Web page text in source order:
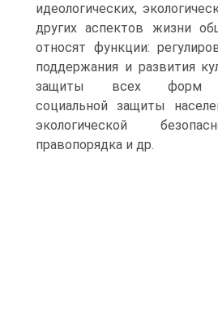
идеологических,
других аспектов жизни
относят функции:
поддержания и развития
защиты всех форм
социальной защиты
экологической
правопорядка и др.